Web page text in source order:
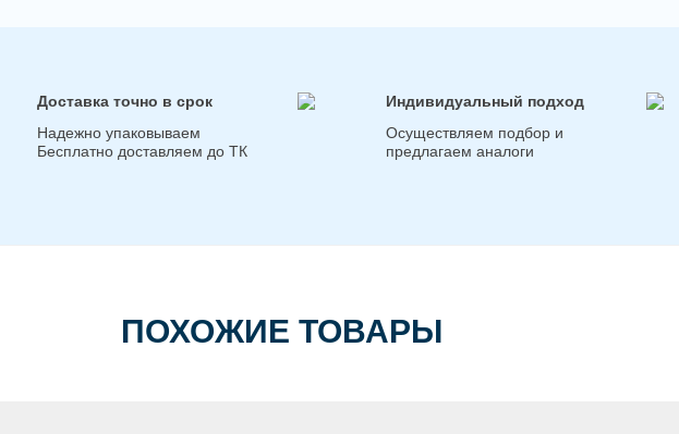
Доставка точно в срок
Надежно упаковываем
Бесплатно доставляем до ТК
Индивидуальный подход
Осуществляем подбор и
предлагаем аналоги
ПОХОЖИЕ ТОВАРЫ